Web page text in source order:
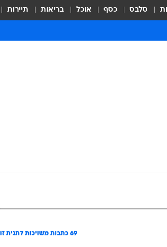
סלבס כסף אוכל בריאות תיירות
69 כתבות משויכות לתגית זו